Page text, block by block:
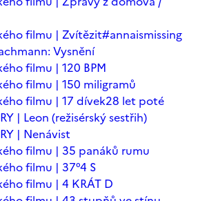
filmu | Zvítězit#annaismissing
Vysnění
filmu | 120 BPM
filmu | 150 miligramů
filmu | 17 dívek28 let poté
| Leon (režisérský sestřih)
| Nenávist
filmu | 35 panáků rumu
filmu | 37°4 S
filmu | 4 KRÁT D